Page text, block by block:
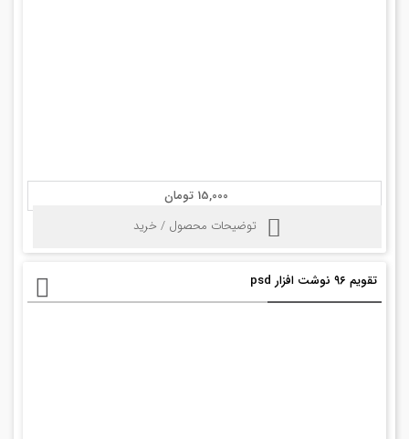
15,000 تومان
توضیحات محصول / خرید
تقویم ۹۶ نوشت افزار psd